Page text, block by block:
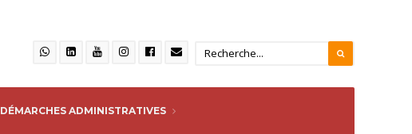
DÉMARCHES ADMINISTRATIVES